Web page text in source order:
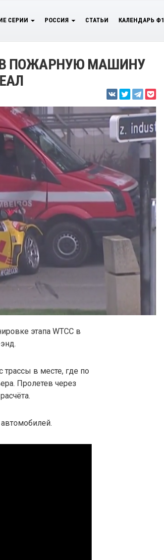
СЕРИИ РОССИЯ СТАТЬИ КАЛЕНДАРЬ Ф1
В ПОЖАРНУЮ МАШИНУ
этапа WTCC в
в месте, где по
Пролетев через